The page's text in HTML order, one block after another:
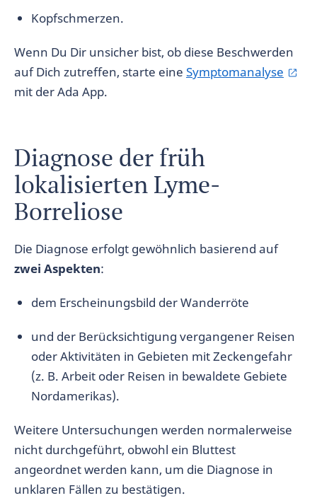
Kopfschmerzen.
Wenn Du Dir unsicher bist, ob diese Beschwerden
auf Dich zutreffen, starte eine Symptomanalyse
mit der Ada App.
Diagnose der früh
lokalisierten Lyme-
Borreliose
Die Diagnose erfolgt gewöhnlich basierend auf
zwei Aspekten:
dem Erscheinungsbild der Wanderröte
und der Berücksichtigung vergangener Reisen
oder Aktivitäten in Gebieten mit Zeckengefahr
(z. B. Arbeit oder Reisen in bewaldete Gebiete
Nordamerikas).
Weitere Untersuchungen werden normalerweise
nicht durchgeführt, obwohl ein Bluttest
angeordnet werden kann, um die Diagnose in
unklaren Fällen zu bestätigen.